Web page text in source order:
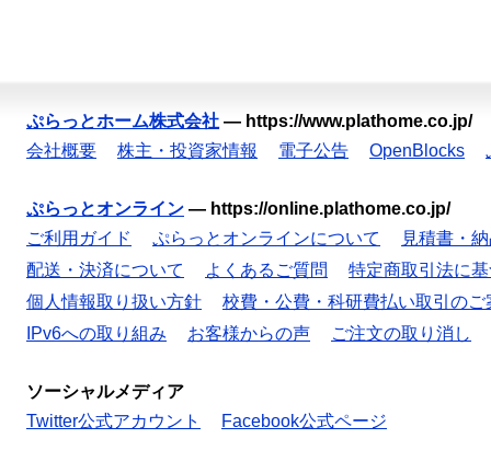
ぷらっとホーム株式会社 — https://www.plathome.co.jp/
会社概要
株主・投資家情報 電子公告 OpenBlocks
ぷらっとオンライン — https://online.plathome.co.jp/
ご利用ガイド
ぷらっとオンラインについて
見積書・
配送・決済について
よくあるご質問
特定商取引法に
個人情報取り扱い方針
校費・公費・科研費払い取引のご
IPv6への取り組み
お客様からの声 ご注文の取り消し
ソーシャルメディア
Twitter公式アカウント
Facebook公式ページ